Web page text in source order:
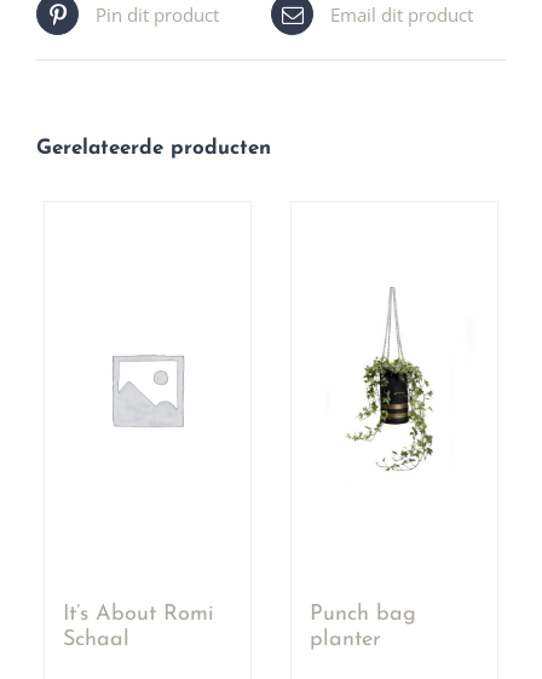
Pin dit product Email dit product
Gerelateerde producten
It’s About Romi
Schaal
Punch bag
planter